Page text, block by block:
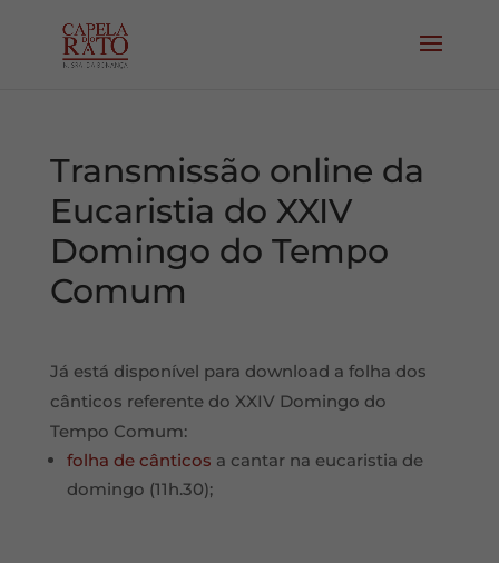
Transmissão online da
Eucaristia do XXIV
Domingo do Tempo
Comum
Já está disponível para download a folha dos
cânticos referente do XXIV Domingo do
Tempo Comum:
folha de cânticos a cantar na eucaristia de
domingo (11h.30);